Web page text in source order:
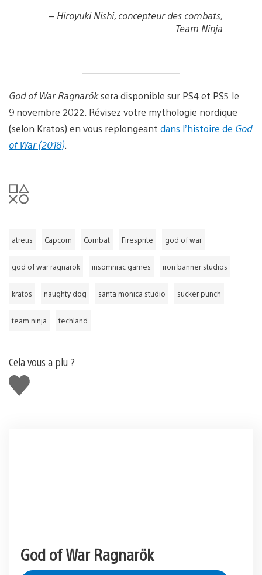
– Hiroyuki Nishi, concepteur des combats,
Team Ninja
God of War Ragnaröksera disponible sur PS4 et PS5 le
9 novembre 2022. Révisez votre mythologie nordique
(selon Kratos) en vous replongeant dans l’histoire de God
of War (2018)
atreus Capcom Combat Firesprite god of war
god of war ragnarok insomniac games iron banner studios
kratos naughty dog santa monica studio sucker punch
team ninja techland
Cela vous a plu ?
J'aime
God of War Ragnarök